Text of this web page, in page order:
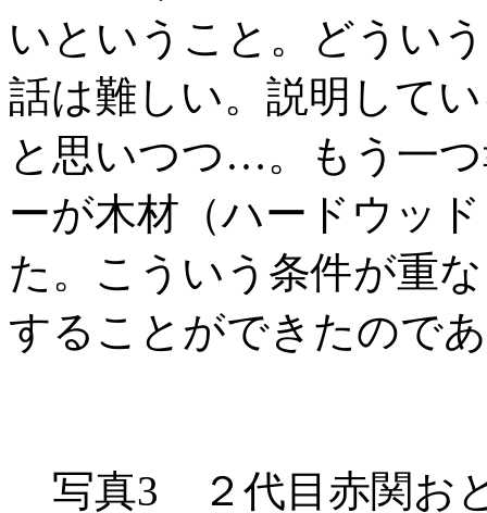
いということ。どうい
話は難しい。説明して
と思いつつ…。もう一
ーが木材（ハードウッ
た。こういう条件が重
することができたので
写真3 ２代目赤関お